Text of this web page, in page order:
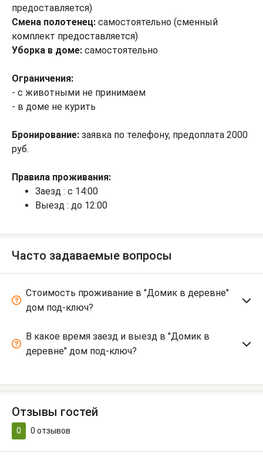
предоставляется)
Смена полотенец: самостоятельно (сменный
комплект предоставляется)
Уборка в доме: самостоятельно
Ограничения:
- с животными не принимаем
- в доме не курить
Бронирование: заявка по телефону, предоплата 2000
руб.
Правила проживания:
Заезд : с 14:00
Выезд : до 12:00
Часто задаваемые вопросы
Стоимость проживание в "Домик в деревне"
дом под-ключ?
В какое время заезд и выезд в "Домик в
деревне" дом под-ключ?
Отзывы гостей
0 0 отзывов